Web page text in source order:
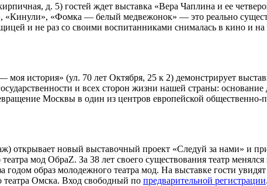
д. 5) гостей ждет выставка «Вера Чаплина и ее
«Кинули», «Фомка — белый медвежонок» — это реально
и не раз со своими воспитанниками снималась в кино и
история» (ул. 70 лет Октября, 25 к 2) демонстрирует
и всех сторон жизни нашей страны: основание
Москвы в один из центров европейской
открывает новый выставочный проект «Следуй за нами» и
мод ОбраZ. За 38 лет своего существования театр
годом образ молодежного театра мод. На выставке гости
театра Омска. Вход свободный по предварительной регистрации.